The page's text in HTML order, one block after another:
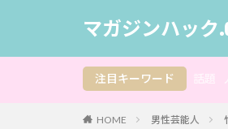
マガジンハック
注目キーワード
HOME 男性芸能人